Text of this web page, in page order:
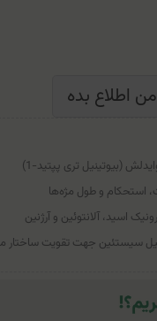
اطلاع بده
(بیوتینیل تری پپتید-1)
استحکام و طول مژه‌ها
اسید، آلانتوئین و آرژنین